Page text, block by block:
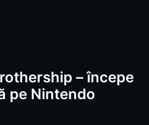
– începe
pe Nintendo